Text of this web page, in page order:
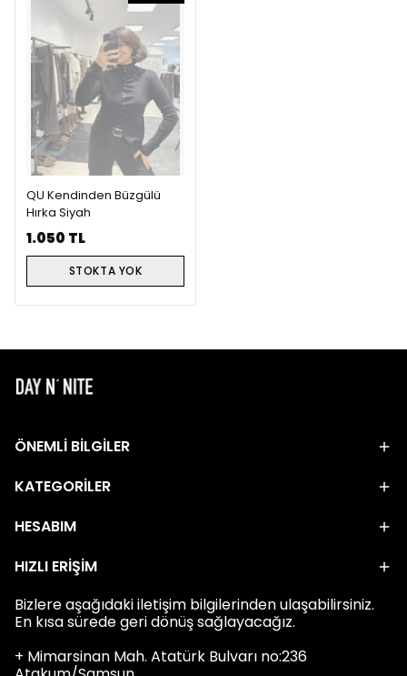
QU Kendinden Büzgülü
Hırka Siyah
1.050 TL
STOKTA YOK
ÖNEMLİ BİLGİLER
KATEGORİLER
HESABIM
HIZLI ERİŞİM
Bizlere aşağıdaki iletişim bilgilerinden ulaşabilirsiniz.
En kısa sürede geri dönüş sağlayacağız.
+ Mimarsinan Mah. Atatürk Bulvarı no:236